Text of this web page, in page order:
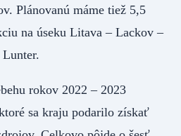
Plánovanú máme tiež 5,5
na úseku Litava – Lackov –
Lunter.
rokov 2022 – 2023
sa kraju podarilo získať